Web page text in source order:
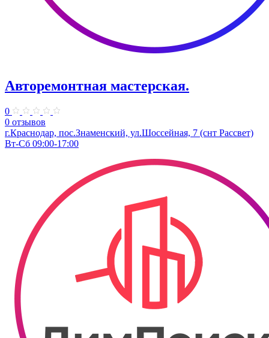
Авторемонтная мастерская.
0
0 отзывов
г.Краснодар, пос.Знаменский, ул.Шоссейная, 7 (снт Рассвет)
Вт-Сб 09:00-17:00